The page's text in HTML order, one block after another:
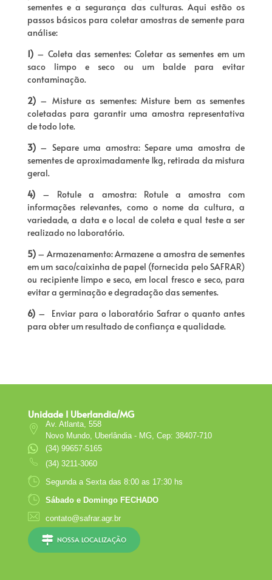
sementes e a segurança das culturas. Aqui estão os
passos básicos para coletar amostras de semente para
análise:
1) – Coleta das sementes: Coletar as sementes em um
saco limpo e seco ou um balde para evitar
contaminação.
2) – Misture as sementes: Misture bem as sementes
coletadas para garantir uma amostra representativa
de todo lote.
3) – Separe uma amostra: Separe uma amostra de
sementes de aproximadamente 1kg, retirada da mistura
geral.
4) – Rotule a amostra: Rotule a amostra com
informações relevantes, como o nome da cultura, a
variedade, a data e o local de coleta e qual teste a ser
realizado no laboratório.
5) – Armazenamento: Armazene a amostra de sementes
em um saco/caixinha de papel (fornecida pelo SAFRAR)
ou recipiente limpo e seco, em local fresco e seco, para
evitar a germinação e degradação das sementes.
6) – Enviar para o laboratório Safrar o quanto antes
para obter um resultado de confiança e qualidade.
Unidade I Uberlandia/MG
Av. Atlanta, 558
Novo Mundo, Uberlândia - MG, Cep: 38407-710
(34) 99657-5165
(34) 3211-3060
Segunda a Sexta das 8:00 as 17:30 hs
Sábado e Domingo FECHADO
contato@safrar.agr.br
NOSSA LOCALIZAÇÃO